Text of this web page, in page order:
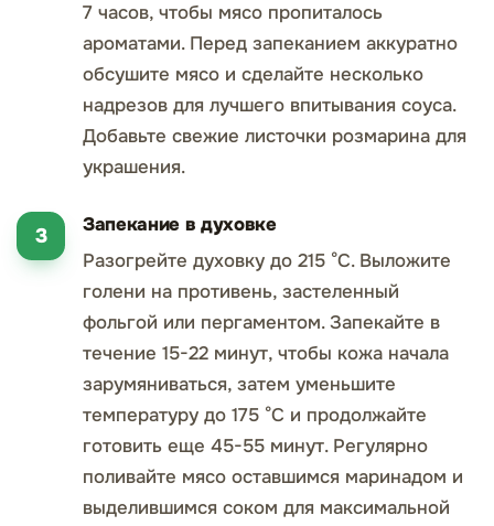
7 часов, чтобы мясо пропиталось
ароматами. Перед запеканием аккуратно
обсушите мясо и сделайте несколько
надрезов для лучшего впитывания соуса.
Добавьте свежие листочки розмарина для
украшения.
Запекание в духовке
Разогрейте духовку до 215 °C. Выложите
голени на противень, застеленный
фольгой или пергаментом. Запекайте в
течение 15-22 минут, чтобы кожа начала
зарумяниваться, затем уменьшите
температуру до 175 °C и продолжайте
готовить еще 45-55 минут. Регулярно
поливайте мясо оставшимся маринадом и
выделившимся соком для максимальной